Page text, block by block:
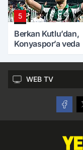
5
Berkan Kutlu’dan,
Konyaspor’a veda
WEB TV